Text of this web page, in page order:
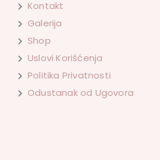
Kontakt
Galerija
Shop
Uslovi Korišćenja
Politika Privatnosti
Odustanak od Ugovora